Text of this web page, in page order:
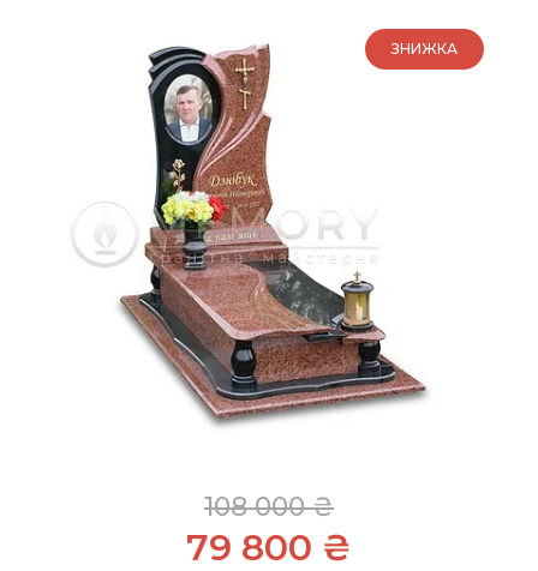
ЗНИЖКА
108 000 ₴
79 800 ₴